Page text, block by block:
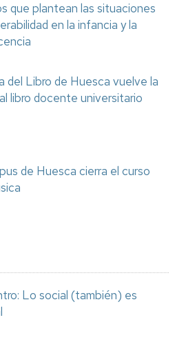
que plantean las situaciones
en la infancia y la
del Libro de Huesca vuelve la
libro docente universitario
de Huesca cierra el curso
Lo social (también) es